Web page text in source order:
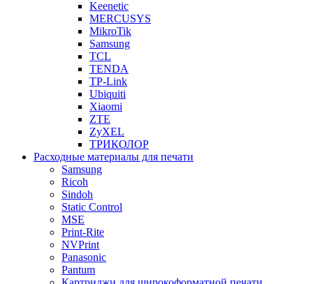
Keenetic
MERCUSYS
MikroTik
Samsung
TCL
TENDA
TP-Link
Ubiquiti
Xiaomi
ZTE
ZyXEL
ТРИКОЛОР
Расходные материалы для печати
Samsung
Ricoh
Sindoh
Static Control
MSE
Print-Rite
NVPrint
Panasonic
Pantum